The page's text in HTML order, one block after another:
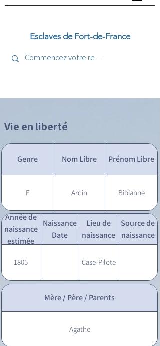
Esclaves de Fort-de-France
Vie en liberté
Genre Nom Libre Prénom Libre
F Ardin Bibianne
Année de
naissance
estimée
Naissance
Date
Lieu de
naissance
Source de
naissance
1805 Case-Pilote
Mère / Père / Parents
Agathe